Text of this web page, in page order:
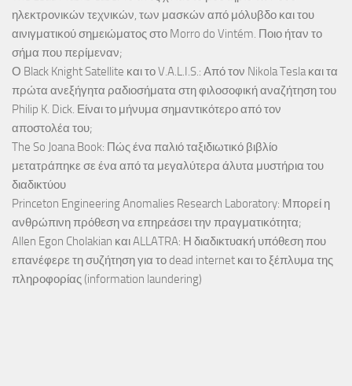
ηλεκτρονικών τεχνικών, των μασκών από μόλυβδο και του
αινιγματικού σημειώματος στο Morro do Vintém. Ποιο ήταν το
σήμα που περίμεναν;
Ο Black Knight Satellite και το V.A.L.I.S.: Από τον Nikola Tesla και τα
πρώτα ανεξήγητα ραδιοσήματα στη φιλοσοφική αναζήτηση του
Philip K. Dick. Είναι το μήνυμα σημαντικότερο από τον
αποστολέα του;
The So Joana Book: Πώς ένα παλιό ταξιδιωτικό βιβλίο
μετατράπηκε σε ένα από τα μεγαλύτερα άλυτα μυστήρια του
διαδικτύου
Princeton Engineering Anomalies Research Laboratory: Μπορεί η
ανθρώπινη πρόθεση να επηρεάσει την πραγματικότητα;
Allen Egon Cholakian και ALLATRA: Η διαδικτυακή υπόθεση που
επανέφερε τη συζήτηση για το dead internet και το ξέπλυμα της
πληροφορίας (information laundering)